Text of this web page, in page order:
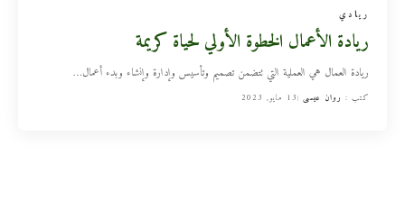
ريادي
ريادة الأعمال الخطوة الأولي لحياة كريمة
ريادة العمال هي العملية التي تتضمن تصميم وتأسيس وإدارة وإنشاء وبدء أعمال…
كتب : روان عيسى 13 مايو, 2023